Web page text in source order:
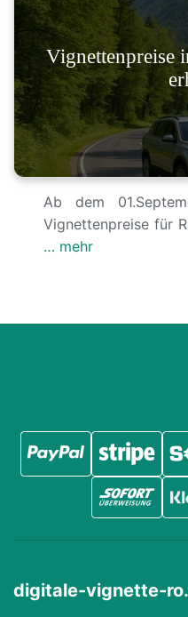
Vignettenpreise
Ab dem
Vignettenpreise für
… mehr
digitale-vignette-